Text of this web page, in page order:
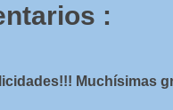
:
Muchísimas